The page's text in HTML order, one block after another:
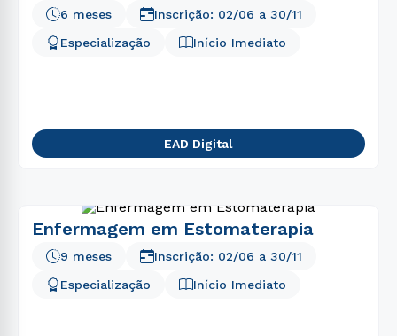
Especialização Início Imediato
6 meses Inscrição: 02/06 a 30/11
EAD Digital
Enfermagem em Estomaterapia
Especialização Início Imediato
9 meses Inscrição: 02/06 a 30/11